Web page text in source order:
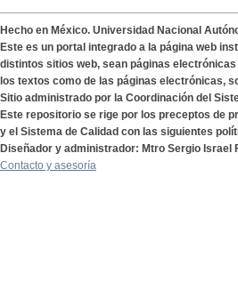
Hecho en México. Universidad Nacional
Este es un portal integrado a la página web
distintos sitios web, sean páginas
los textos como de las páginas electrónicas,
Sitio administrado por la Coordinación del
Este repositorio se rige por los preceptos de
y el Sistema de Calidad con las siguientes
Diseñador y administrador: Mtro Sergio Israel
Contacto y asesoría